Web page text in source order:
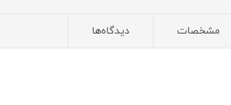
مشخصات دیدگاه‌ها